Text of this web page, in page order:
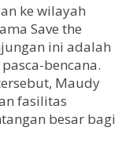
ke wilayah
Save the
ini adalah
bencana.
Maudy
fasilitas
besar bagi